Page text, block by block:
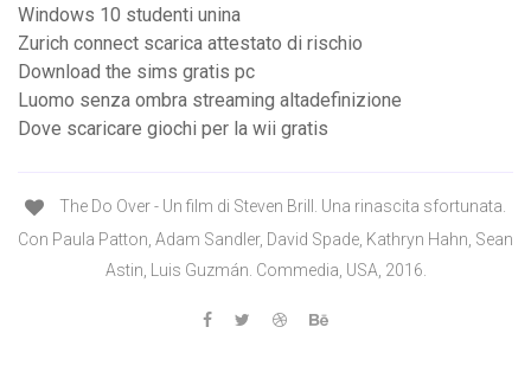
Windows 10 studenti unina
Zurich connect scarica attestato di rischio
Download the sims gratis pc
Luomo senza ombra streaming altadefinizione
Dove scaricare giochi per la wii gratis
The Do Over - Un film di Steven Brill. Una rinascita sfortunata.
Con Paula Patton, Adam Sandler, David Spade, Kathryn Hahn, Sean
Astin, Luis Guzmán. Commedia, USA, 2016.